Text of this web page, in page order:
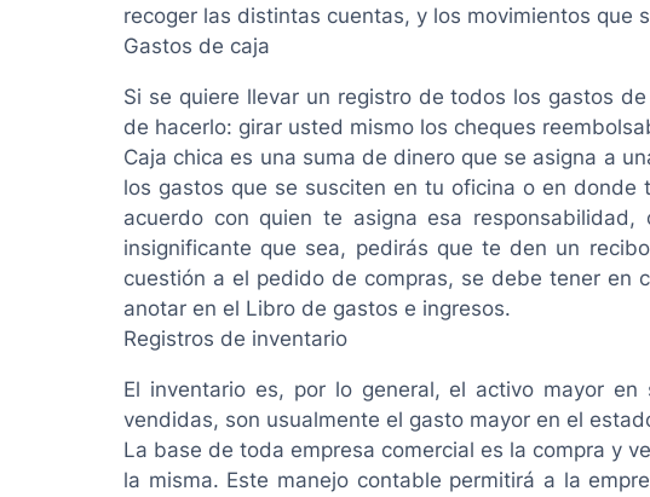
recoger las distintas cuentas, y los movimientos que
Gastos de caja
Si se quiere llevar un registro de todos los gastos
de hacerlo: girar usted mismo los cheques
Caja chica es una suma de dinero que se asigna a
los gastos que se susciten en tu oficina o en
acuerdo con quien te asigna esa
insignificante que sea, pedirás que te den un
cuestión a el pedido de compras, se debe tener
anotar en el Libro de gastos e ingresos.
Registros de inventario
El inventario es, por lo general, el activo mayor
vendidas, son usualmente el gasto mayor en el
La base de toda empresa comercial es la compra y
la misma. Este manejo contable permitirá a la